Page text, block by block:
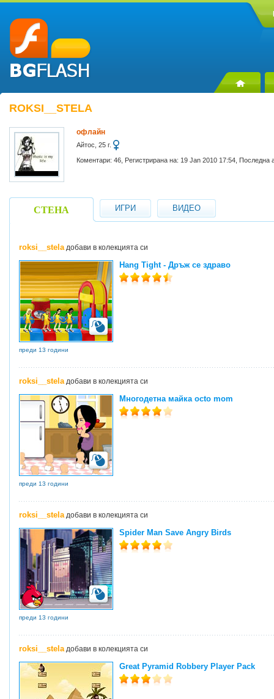
ROKSI__STELA
офлайн
Айтос, 25 г.
Коментари: 46, Регистрирана на: 19 Jan 2010 17:54, Последна
СТЕНА ИГРИ ВИДЕО
roksi__stelaдобави в колекцията си
Hang Tight - Дръж се здраво
преди 13 години
roksi__stelaдобави в колекцията си
Многодетна майка octo mom
преди 13 години
roksi__stelaдобави в колекцията си
Spider Man Save Angry Birds
преди 13 години
roksi__stelaдобави в колекцията си
Great Pyramid Robbery Player Pack